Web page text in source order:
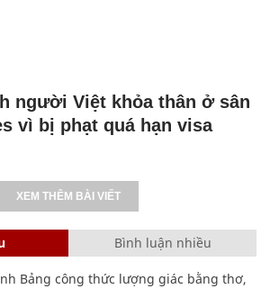
người Việt khỏa thân ở sân
vì bị phạt quá hạn visa
XEM THÊM BÀI VIẾT
Bình luận nhiều
Bảng công thức lượng giác bằng thơ,